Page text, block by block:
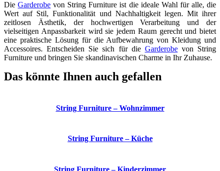
DieGarderobe von String Furniture ist die ideale Wahl für alle, die
Wert auf Stil, Funktionalität und Nachhaltigkeit legen. Mit ihrer
zeitlosen Ästhetik, der hochwertigen Verarbeitung und der
vielseitigen Anpassbarkeit wird sie jedem Raum gerecht und bietet
eine praktische Lösung für die Aufbewahrung von Kleidung und
Accessoires. Entscheiden Sie sich für die Garderobevon String
Furniture und bringen Sie skandinavischen Charme in Ihr Zuhause.
Das könnte Ihnen auch gefallen
String Furniture – Wohnzimmer
String Furniture – Küche
String Furniture – Kinderzimmer